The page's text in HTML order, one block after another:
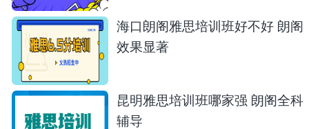
海口朗阁雅思培训班好不好 朗阁
效果显著
昆明雅思培训班哪家强 朗阁全科
辅导